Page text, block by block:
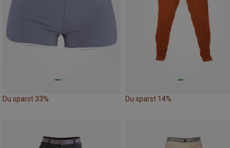
Du sparst 33% Du sparst 14%